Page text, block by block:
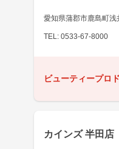
愛知県蒲郡市鹿島町浅
TEL: 0533-67-8000
ビューティープロ
カインズ 半田店